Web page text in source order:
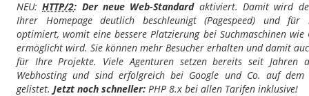
NEU:HTTP/2: Der neue Web-Standardaktiviert. Damit wird
Ihrer Homepage deutlich beschleunigt (Pagespeed) und für
optimiert, womit eine bessere Platzierung bei Suchmaschinen wie
ermöglicht wird. Sie können mehr Besucher erhalten und damit
für Ihre Projekte. Viele Agenturen setzen bereits seit Jahren
Webhosting und sind erfolgreich bei Google und Co. auf dem
gelistet. Jetzt noch schneller: PHP 8.x bei allen Tarifen inklusive!